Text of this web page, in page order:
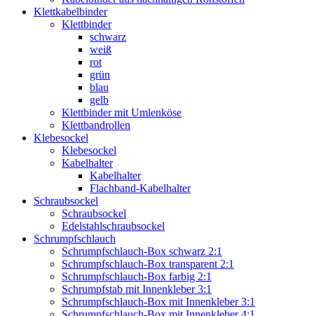
Klettkabelbinder
Klettbinder
schwarz
weiß
rot
grün
blau
gelb
Klettbinder mit Umlenköse
Klettbandrollen
Klebesockel
Klebesockel
Kabelhalter
Kabelhalter
Flachband-Kabelhalter
Schraubsockel
Schraubsockel
Edelstahlschraubsockel
Schrumpfschlauch
Schrumpfschlauch-Box schwarz 2:1
Schrumpfschlauch-Box transparent 2:1
Schrumpfschlauch-Box farbig 2:1
Schrumpfstab mit Innenkleber 3:1
Schrumpfschlauch-Box mit Innenkleber 3:1